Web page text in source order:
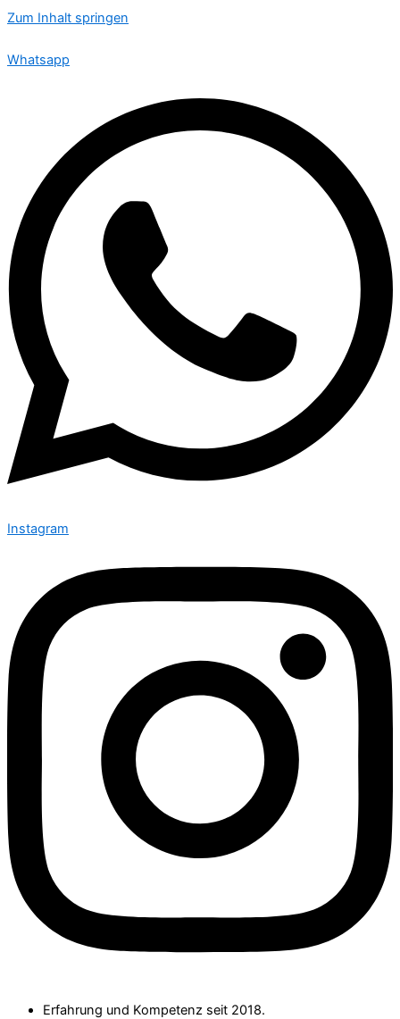
Zum Inhalt springen
Whatsapp
Instagram
Erfahrung und Kompetenz seit 2018.